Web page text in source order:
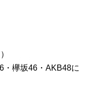
欅坂46・AKB48に